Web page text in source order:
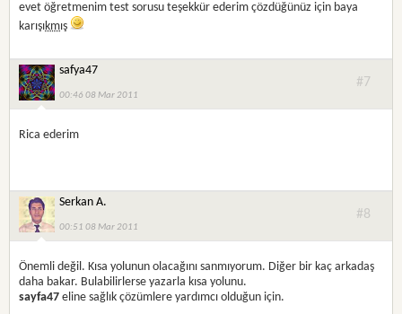
evet öğretmenim test sorusu teşekkür ederim çözdüğünüz için baya
karışıkmış
safya47
00:46 08 Mar 2011
#7
Rica ederim
Serkan A.
00:51 08 Mar 2011
#8
Önemli değil. Kısa yolunun olacağını sanmıyorum. Diğer bir kaç arkadaş
daha bakar. Bulabilirlerse yazarla kısa yolunu.
sayfa47 eline sağlık çözümlere yardımcı olduğun için.